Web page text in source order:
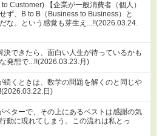
Customer) 【企業が一般消費者（個人）
ず、B to B（Business to Business）と
な。という感覚も芽生え...!!(2026.03.24.
できたら、面白い人生が待っているかも
発想で...!!(2026.03.23.月)
続くときは、数学の問題を解くのと同じや
日)
ベターで、その上にあるベストは感謝の気
動に現れてしまう。この流れは私とっ